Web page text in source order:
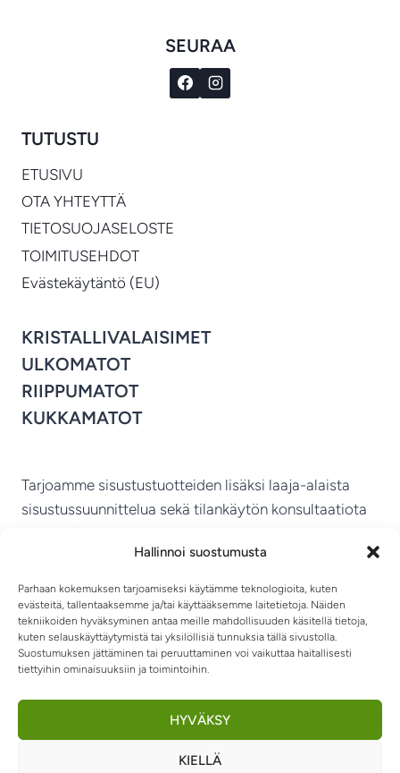
Hallinnoi suostumusta
Parhaan kokemuksen tarjoamiseksi käytämme teknologioita, kuten
evästeitä, tallentaaksemme ja/tai käyttääksemme laitetietoja. Näiden
tekniikoiden hyväksyminen antaa meille mahdollisuuden käsitellä tietoja,
kuten selauskäyttäytymistä tai yksilöllisiä tunnuksia tällä sivustolla.
Suostumuksen jättäminen tai peruuttaminen voi vaikuttaa haitallisesti
tiettyihin ominaisuuksiin ja toimintoihin.
HYVÄKSY
KIELLÄ
SEURAA
TUTUSTU
ETUSIVU
OTA YHTEYTTÄ
TIETOSUOJASELOSTE
TOIMITUSEHDOT
Evästekäytäntö (EU)
KRISTALLIVALAISIMET
ULKOMATOT
RIIPPUMATOT
KUKKAMATOT
Tarjoamme sisustustuotteiden lisäksi laaja-alaista
sisustussuunnittelua sekä tilankäytön konsultaatiota
MIKKELIN VITRIINI KY
TIETOSUOJASELOSTE
RIIPPUMATOT JA -TUOLIT